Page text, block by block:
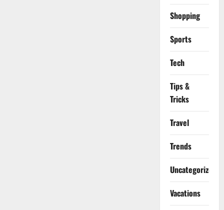
Shopping
Sports
Tech
Tips &
Tricks
Travel
Trends
Uncategorized
Vacations